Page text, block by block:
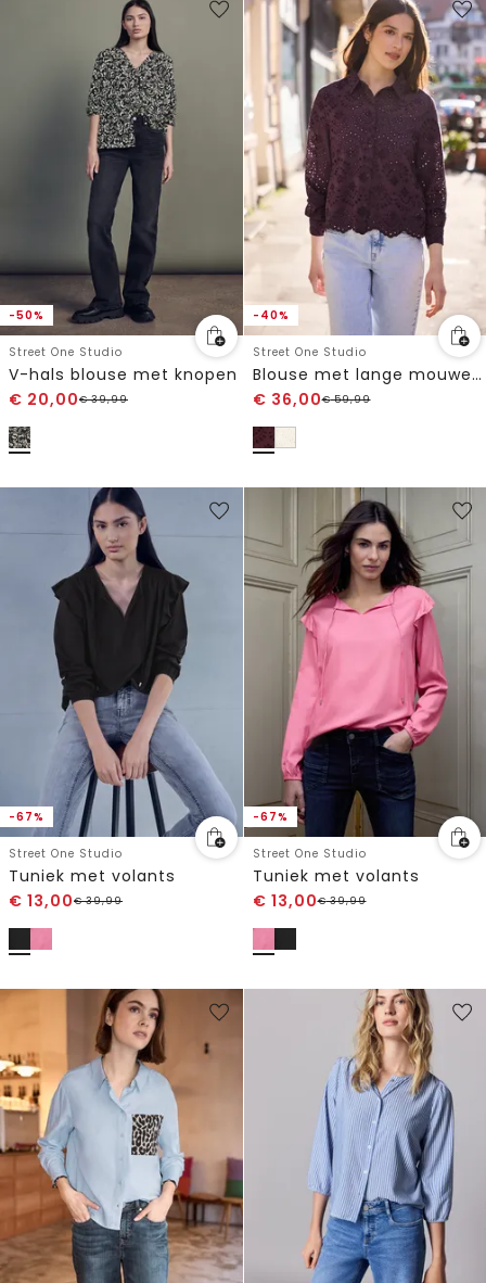
-50%
Street One Studio
V-hals blouse met knopen
€ 20,00€39,99
-40%
Street One Studio
Blouse met lange mouwen en shiffleypatroon
€ 36,00€59,99
-67%
Street One Studio
Tuniek met volants
€ 13,00€39,99
-67%
Street One Studio
Tuniek met volants
€ 13,00€39,99